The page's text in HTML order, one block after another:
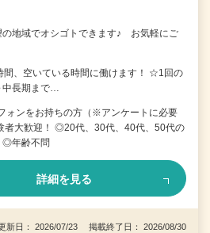
の地域でオシゴトできます♪ お気軽にご
間、空いている時間に働けます！ ☆1回の
長期まで…
ォンをお持ちの方（※アンケートに必要
者大歓迎！ ◎20代、30代、40代、50代の
年齢不問
詳細を見る
新日： 2026/07/23 掲載終了日： 2026/08/30